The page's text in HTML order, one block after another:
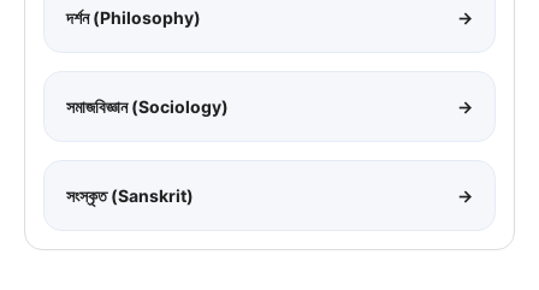
দর্শন (Philosophy) →
সমাজবিজ্ঞান (Sociology) →
সংস্কৃত (Sanskrit) →